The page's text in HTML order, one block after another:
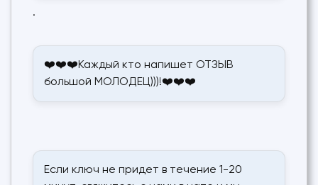
.
❤️❤️❤️Каждый кто напишет ОТЗЫВ
большой МОЛОДЕЦ)))!❤️❤️❤️
Если ключ не придет в течение 1-20